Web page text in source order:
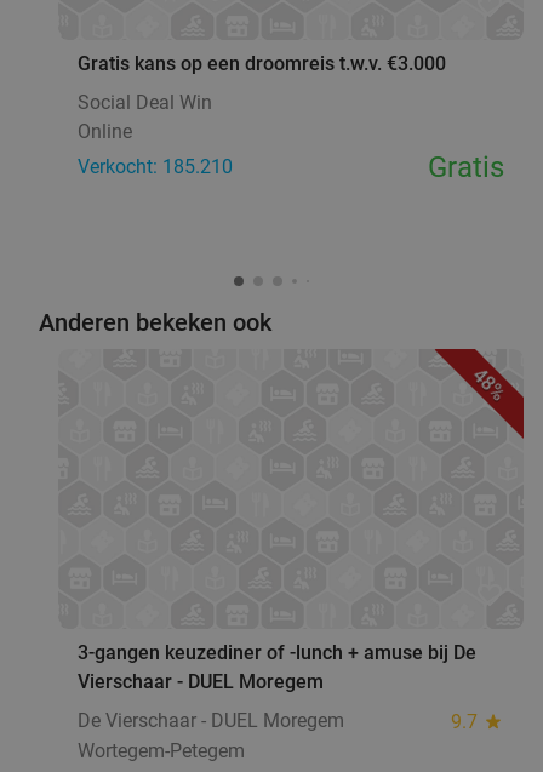
Gratis kans op een droomreis t.w.v. €3.000
Social Deal Win
Online
Verkocht: 185.210
Gratis
Anderen bekeken ook
48%
3-gangen keuzediner of -lunch + amuse bij De
Vierschaar - DUEL Moregem
De Vierschaar - DUEL Moregem
9.7 star
Wortegem-Petegem